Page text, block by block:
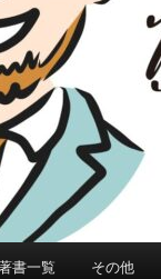
書一覧 その他